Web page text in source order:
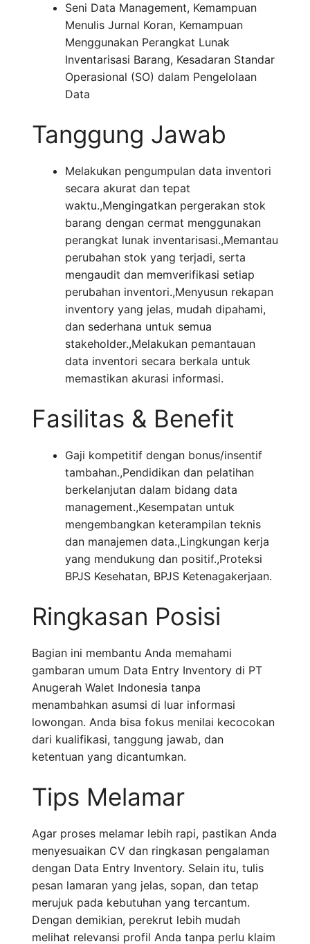
Seni Data Management, Kemampuan
Menulis Jurnal Koran, Kemampuan
Menggunakan Perangkat Lunak
Inventarisasi Barang, Kesadaran Standar
Operasional (SO) dalam Pengelolaan
Data
Tanggung Jawab
Melakukan pengumpulan data inventori
secara akurat dan tepat
waktu.,Mengingatkan pergerakan stok
barang dengan cermat menggunakan
perangkat lunak inventarisasi.,Memantau
perubahan stok yang terjadi, serta
mengaudit dan memverifikasi setiap
perubahan inventori.,Menyusun rekapan
inventory yang jelas, mudah dipahami,
dan sederhana untuk semua
stakeholder.,Melakukan pemantauan
data inventori secara berkala untuk
memastikan akurasi informasi.
Fasilitas & Benefit
Gaji kompetitif dengan bonus/insentif
tambahan.,Pendidikan dan pelatihan
berkelanjutan dalam bidang data
management.,Kesempatan untuk
mengembangkan keterampilan teknis
dan manajemen data.,Lingkungan kerja
yang mendukung dan positif.,Proteksi
BPJS Kesehatan, BPJS Ketenagakerjaan.
Ringkasan Posisi
Bagian ini membantu Anda memahami
gambaran umum Data Entry Inventory di PT
Anugerah Walet Indonesia tanpa
menambahkan asumsi di luar informasi
lowongan. Anda bisa fokus menilai kecocokan
dari kualifikasi, tanggung jawab, dan
ketentuan yang dicantumkan.
Tips Melamar
Agar proses melamar lebih rapi, pastikan Anda
menyesuaikan CV dan ringkasan pengalaman
dengan Data Entry Inventory. Selain itu, tulis
pesan lamaran yang jelas, sopan, dan tetap
merujuk pada kebutuhan yang tercantum.
Dengan demikian, perekrut lebih mudah
melihat relevansi profil Anda tanpa perlu klaim